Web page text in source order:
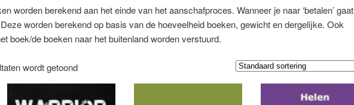
worden berekend aan het einde van het aanschafproces. Wanneer je naar ‘betalen’ gaat
worden berekend op basis van de hoeveelheid boeken, gewicht en dergelijke. Ook
boek/de boeken naar het buitenland worden verstuurd.
wordt getoond